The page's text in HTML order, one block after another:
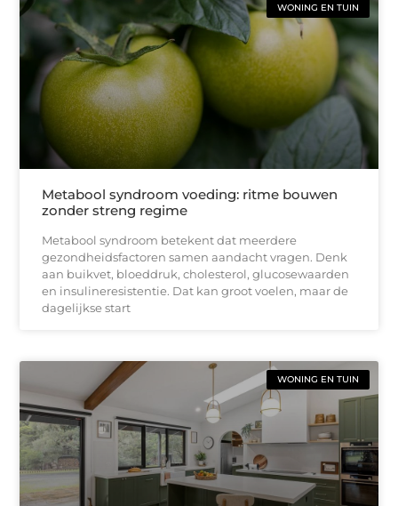
WONING EN TUIN
Metabool syndroom voeding: ritme bouwen
zonder streng regime
Metabool syndroom betekent dat meerdere
gezondheidsfactoren samen aandacht vragen. Denk
aan buikvet, bloeddruk, cholesterol, glucosewaarden
en insulineresistentie. Dat kan groot voelen, maar de
dagelijkse start
WONING EN TUIN